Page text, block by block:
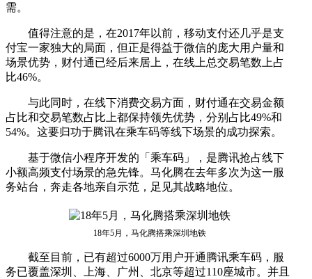
需。
值得注意的是，在2017年以前，移动支付还几乎是支
付宝一家独大的局面，但正是得益于微信的庞大用户量和
场景优势，财付通已经后来居上，在线上总交易笔数上占
比46%。
与此同时，在线下消费交易方面，财付通在交易金额
占比和交易笔数占比上都保持领先优势，分别占比49%和
54%。这要归功于腾讯在乘车码等线下场景的成功探索。
基于微信小程序开发的「乘车码」，是腾讯抢占线下
小额高频支付场景的急先锋。马化腾在去年多次为这一服
务站台，奔走各地亲自示范，足见其战略地位。
18年5月，马化腾搭乘深圳地铁
截至目前，已有超过6000万用户开通腾讯乘车码，服
务已覆盖深圳、上海、广州、北京等超过110座城市。并且